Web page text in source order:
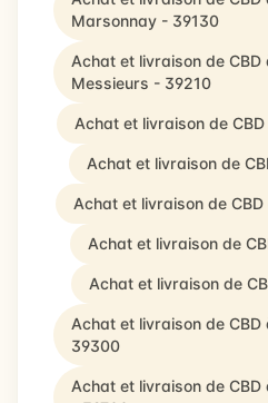
Marsonnay - 39130
Achat et livraison de CBD
Messieurs - 39210
Achat et livraison de
Achat et livraison de
Achat et livraison de
Achat et livraison de
Achat et livraison de
Achat et livraison de
39300
Achat et livraison de